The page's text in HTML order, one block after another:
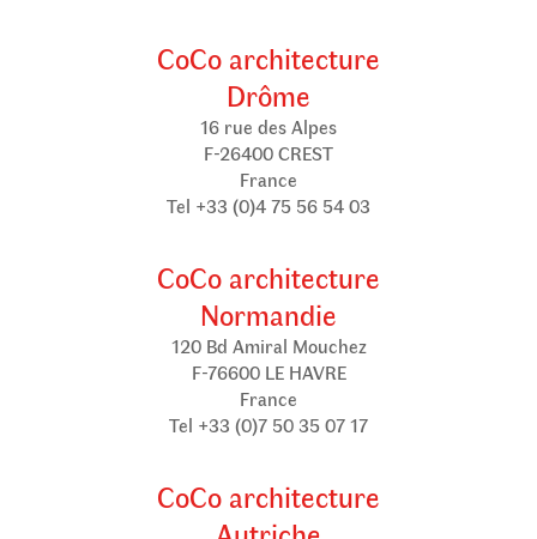
CoCo architecture
Drôme
16 rue des Alpes
F-26400 CREST
France
Tel +33 (0)4 75 56 54 03
CoCo architecture
Normandie
120 Bd Amiral Mouchez
F-76600 LE HAVRE
France
Tel +33 (0)7 50 35 07 17
CoCo architecture